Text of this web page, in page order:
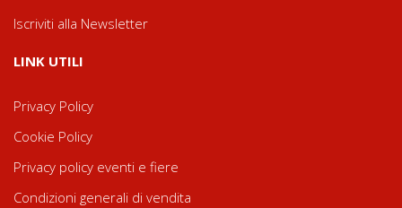
Iscriviti alla Newsletter
LINK UTILI
Privacy Policy
Cookie Policy
Privacy policy eventi e fiere
Condizioni generali di vendita